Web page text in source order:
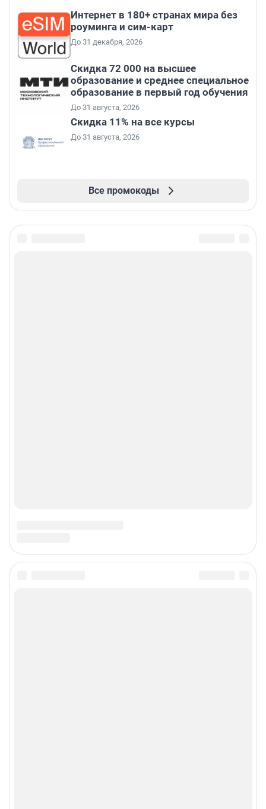
Интернет в 180+ странах мира без
роуминга и сим-карт
До 31 декабря, 2026
Скидка 72 000 на высшее
образование и среднее специальное
образование в первый год обучения
До 31 августа, 2026
Скидка 11% на все курсы
До 31 августа, 2026
Все промокоды